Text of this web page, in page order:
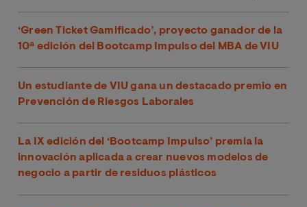
‘Green Ticket Gamificado’, proyecto ganador de la
10ª edición del Bootcamp Impulso del MBA de VIU
Un estudiante de VIU gana un destacado premio en
Prevención de Riesgos Laborales
La IX edición del ‘Bootcamp Impulso’ premia la
innovación aplicada a crear nuevos modelos de
negocio a partir de residuos plásticos